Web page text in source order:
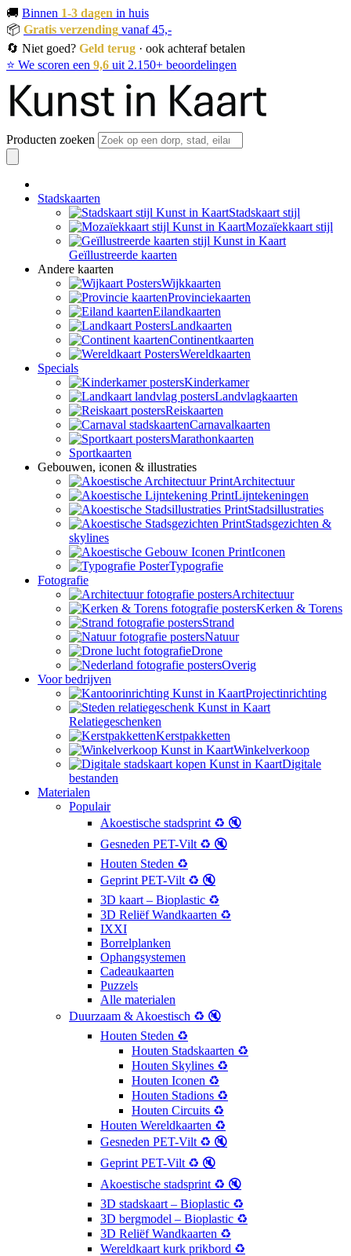
🚚 Binnen 1-3 dagen in huis
📦 Gratis verzending vanaf 45,-
🔄 Niet goed? Geld terug · ook achteraf betalen
⭐ We scoren een 9,6 uit 2.150+ beoordelingen
Producten zoeken
Stadskaarten
Stadskaart stijl
Mozaïekkaart stijl
Geïllustreerde kaarten
Andere kaarten
Wijkkaarten
Provinciekaarten
Eilandkaarten
Landkaarten
Continentkaarten
Wereldkaarten
Specials
Kinderkamer
Landvlagkaarten
Reiskaarten
Carnavalkaarten
Marathonkaarten
Sportkaarten
Gebouwen, iconen & illustraties
Architectuur
Lijntekeningen
Stadsillustraties
Stadsgezichten &
skylines
Iconen
Typografie
Fotografie
Architectuur
Kerken & Torens
Strand
Natuur
Drone
Overig
Voor bedrijven
Projectinrichting
Relatiegeschenken
Kerstpakketten
Winkelverkoop
Digitale
bestanden
Materialen
Populair
Akoestische stadsprint ♻️ 🔇
Gesneden PET-Vilt ♻️ 🔇
Houten Steden ♻️
Geprint PET-Vilt ♻️ 🔇
3D kaart – Bioplastic ♻️
3D Reliëf Wandkaarten ♻️
IXXI
Borrelplanken
Ophangsystemen
Cadeaukaarten
Puzzels
Alle materialen
Duurzaam & Akoestisch ♻️ 🔇
Houten Steden ♻️
Houten Stadskaarten ♻️
Houten Skylines ♻️
Houten Iconen ♻️
Houten Stadions ♻️
Houten Circuits ♻️
Houten Wereldkaarten ♻️
Gesneden PET-Vilt ♻️ 🔇
Geprint PET-Vilt ♻️ 🔇
Akoestische stadsprint ♻️ 🔇
3D stadskaart – Bioplastic ♻️
3D bergmodel – Bioplastic ♻️
3D Reliëf Wandkaarten ♻️
Wereldkaart kurk prikbord ♻️